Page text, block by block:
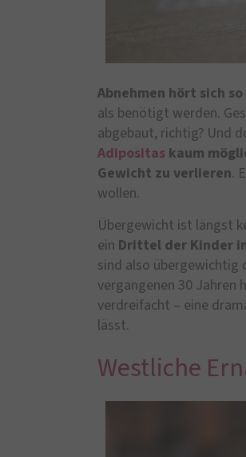
Abnehmen hört sich
als benötigt werden.
abgebaut, richtig? Und
Adipositas kaum
Gewicht zu verlieren.
wollen.
Übergewicht ist längst
ein Drittel der Kinder
sind also übergewichtig
vergangenen 30 Jahren
verdreifacht – eine
lässt.
Westliche